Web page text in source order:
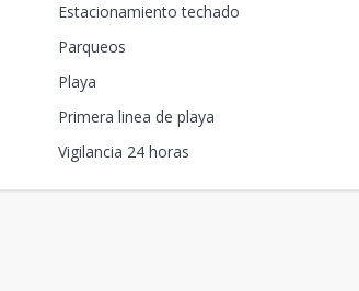
Estacionamiento techado
Parqueos
Playa
Primera linea de playa
Vigilancia 24 horas